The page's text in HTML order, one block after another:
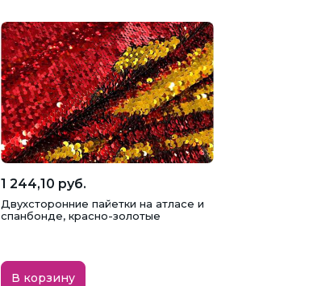
1 244,10 руб.
Двухсторонние пайетки на атласе и
спанбонде, красно-золотые
В корзину